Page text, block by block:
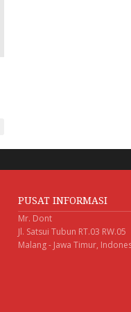
PUSAT INFORMASI
Mr. Dont
Jl. Satsui Tubun RT.03 RW.05
Malang - Jawa Timur,